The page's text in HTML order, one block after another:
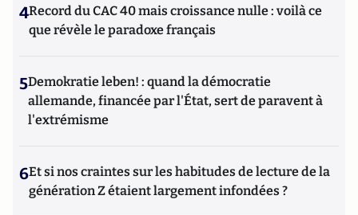
4Record du CAC 40 mais croissance nulle : voilà ce
que révèle le paradoxe français
5Demokratie leben! : quand la démocratie
allemande, financée par l'État, sert de paravent à
l'extrémisme
6Et si nos craintes sur les habitudes de lecture de la
génération Z étaient largement infondées ?